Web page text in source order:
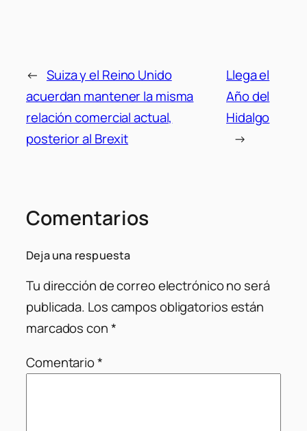
← Suiza y el Reino Unido
acuerdan mantener la misma
relación comercial actual,
posterior al Brexit
Llega el
Año del
Hidalgo
→
Comentarios
Deja una respuesta
Tu dirección de correo electrónico no será
publicada. Los campos obligatorios están
marcados con*
Comentario*